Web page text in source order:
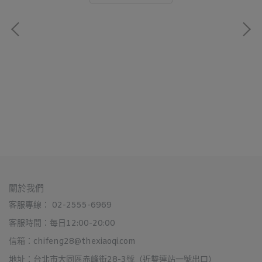
關於我們
客服專線： 02-2555-6969
客服時間：每日12:00-20:00
信箱：chifeng28@thexiaoqi.com